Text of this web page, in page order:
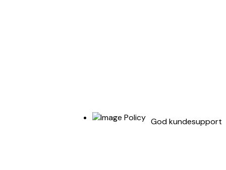
God kundesupport